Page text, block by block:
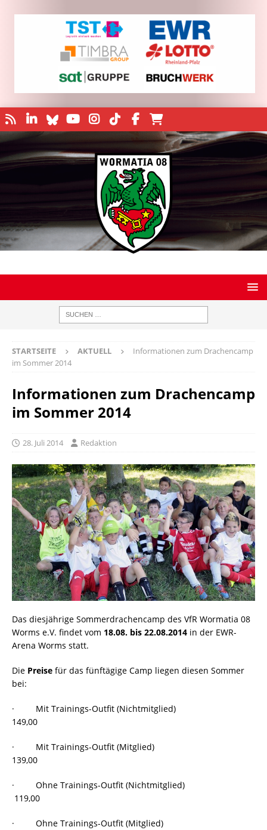
STARTSEITE AKTUELL
Informationen zum Drachencamp
im Sommer 2014
Informationen zum Drachencamp
im Sommer 2014
28. Juli 2014 Redaktion
Das diesjährige Sommerdrachencamp des VfR Wormatia 08
Worms e.V. findet vom 18.08. bis 22.08.2014 in der EWR-
Arena Worms statt.
Die Preise für das fünftägige Camp liegen diesen Sommer
bei:
· Mit Trainings-Outfit (Nichtmitglied)
149,00 
· Mit Trainings-Outfit (Mitglied)
139,00 
· Ohne Trainings-Outfit (Nichtmitglied)
119,00 
· Ohne Trainings-Outfit (Mitglied)